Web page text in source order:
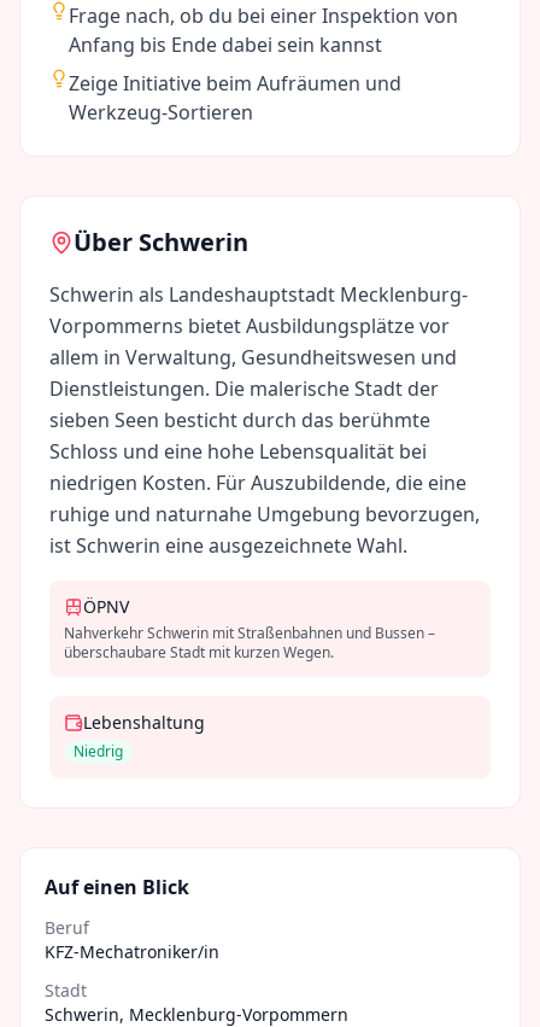
Frage nach, ob du bei einer Inspektion von
Anfang bis Ende dabei sein kannst
Zeige Initiative beim Aufräumen und
Werkzeug-Sortieren
Über Schwerin
Schwerin als Landeshauptstadt Mecklenburg-
Vorpommerns bietet Ausbildungsplätze vor
allem in Verwaltung, Gesundheitswesen und
Dienstleistungen. Die malerische Stadt der
sieben Seen besticht durch das berühmte
Schloss und eine hohe Lebensqualität bei
niedrigen Kosten. Für Auszubildende, die eine
ruhige und naturnahe Umgebung bevorzugen,
ist Schwerin eine ausgezeichnete Wahl.
ÖPNV
Nahverkehr Schwerin mit Straßenbahnen und Bussen –
überschaubare Stadt mit kurzen Wegen.
Lebenshaltung
Niedrig
Auf einen Blick
Beruf
KFZ-Mechatroniker/in
Stadt
Schwerin, Mecklenburg-Vorpommern